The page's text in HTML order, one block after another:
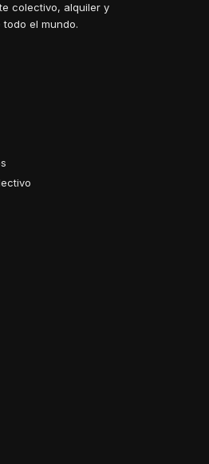
colectivo, alquiler y
el mundo.